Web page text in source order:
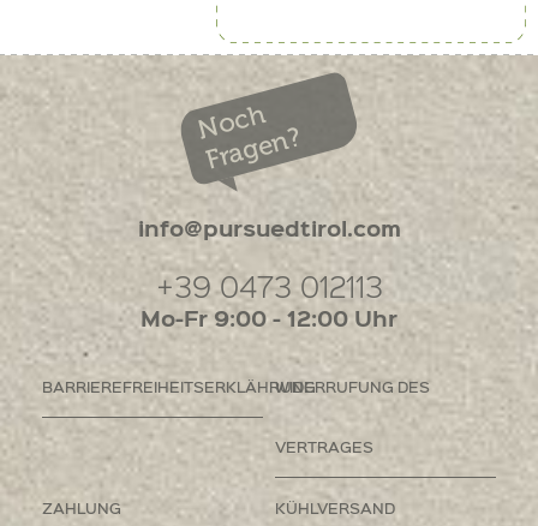
Noch
Fragen?
info@pursuedtirol.com
+39 0473 012113
Mo-Fr 9:00 - 12:00 Uhr
BARRIEREFREIHEITSERKLÄHRUNGWIDERRUFUNG DES
VERTRAGES
ZAHLUNG KÜHLVERSAND